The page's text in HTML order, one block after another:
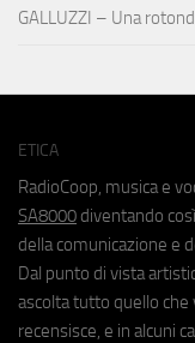
GALLUZZI – Una
ETICA
RadioCoop, musica e
SA8000 diventando
della comunicazione e
Dal punto di vista
ascolta tutto quello che
recensisce, e in alcuni